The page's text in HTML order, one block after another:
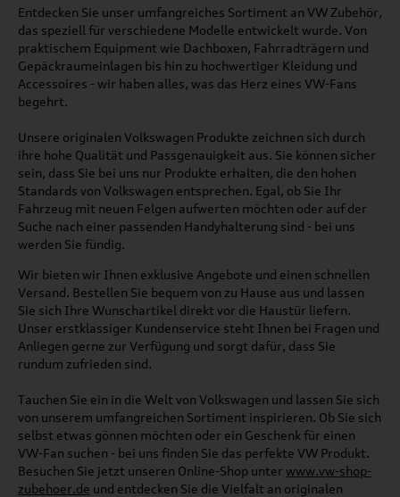
Entdecken Sie unser umfangreiches Sortiment an VW Zubehör,
das speziell für verschiedene Modelle entwickelt wurde. Von
praktischem Equipment wie Dachboxen, Fahrradträgern und
Gepäckraumeinlagen bis hin zu hochwertiger Kleidung und
Accessoires - wir haben alles, was das Herz eines VW-Fans
begehrt.
Unsere originalen Volkswagen Produkte zeichnen sich durch
ihre hohe Qualität und Passgenauigkeit aus. Sie können sicher
sein, dass Sie bei uns nur Produkte erhalten, die den hohen
Standards von Volkswagen entsprechen. Egal, ob Sie Ihr
Fahrzeug mit neuen Felgen aufwerten möchten oder auf der
Suche nach einer passenden Handyhalterung sind - bei uns
werden Sie fündig.
Wir bieten wir Ihnen exklusive Angebote und einen schnellen
Versand. Bestellen Sie bequem von zu Hause aus und lassen
Sie sich Ihre Wunschartikel direkt vor die Haustür liefern.
Unser erstklassiger Kundenservice steht Ihnen bei Fragen und
Anliegen gerne zur Verfügung und sorgt dafür, dass Sie
rundum zufrieden sind.
Tauchen Sie ein in die Welt von Volkswagen und lassen Sie sich
von unserem umfangreichen Sortiment inspirieren. Ob Sie sich
selbst etwas gönnen möchten oder ein Geschenk für einen
VW-Fan suchen - bei uns finden Sie das perfekte VW Produkt.
Besuchen Sie jetzt unseren Online-Shop unter www.vw-shop-
zubehoer.de und entdecken Sie die Vielfalt an originalen